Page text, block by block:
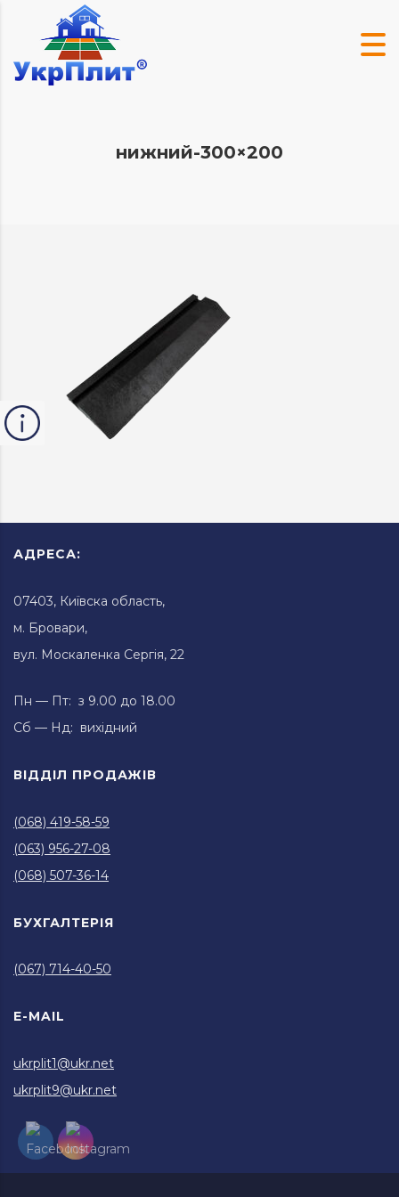
нижний-300×200
АДРЕСА:
07403, Київска область,
м. Бровари,
вул. Москаленка Сергія, 22
Пн — Пт: з 9.00 до 18.00
Сб — Нд: вихідний
ВІДДІЛ ПРОДАЖІВ
(068) 419-58-59
(063) 956-27-08
(068) 507-36-14
БУХГАЛТЕРІЯ
(067) 714-40-50
E-MAIL
ukrplit1@ukr.net
ukrplit9@ukr.net